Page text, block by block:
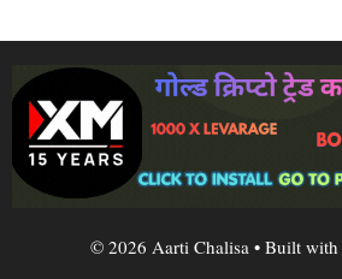
© 2026 Aarti Chalisa • Built with